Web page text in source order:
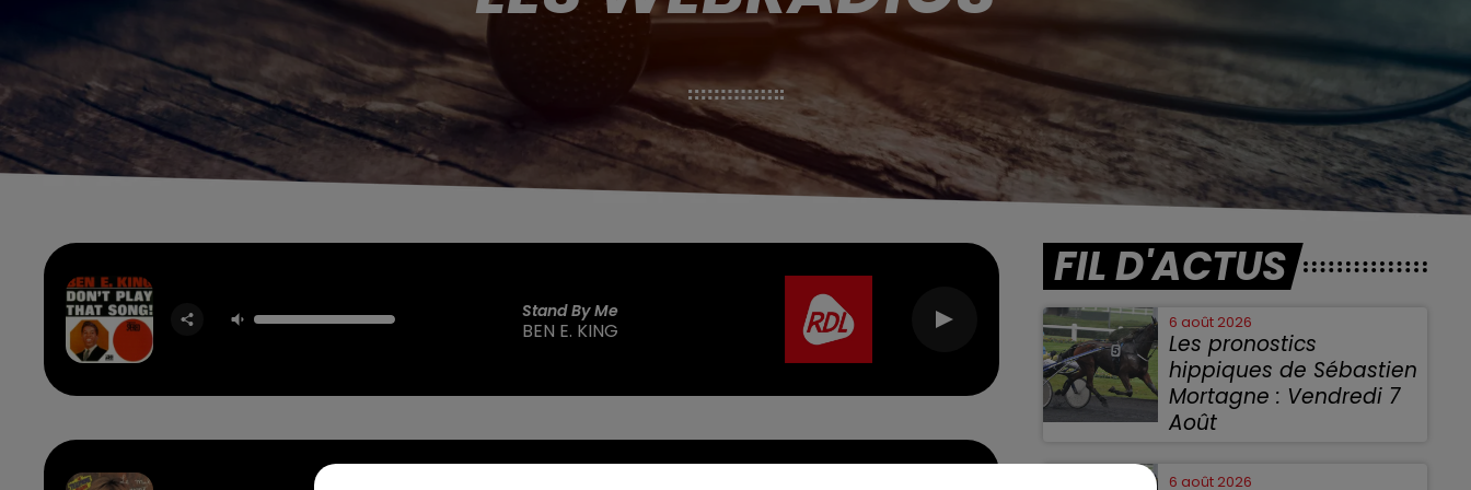
Stand By Me
BEN E. KING
FIL D'ACTUS
6 août 2026
Les pronostics
hippiques de Sébastien
Mortagne : Vendredi 7
Août
6 août 2026